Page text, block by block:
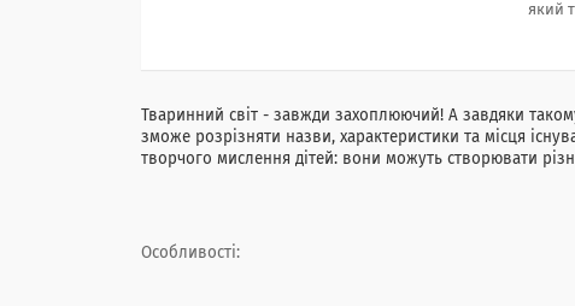
який
Тваринний світ - завжди захоплюючий! А завдяки
зможе розрізняти назви, характеристики та місця
творчого мислення дітей: вони можуть створювати
Особливості: